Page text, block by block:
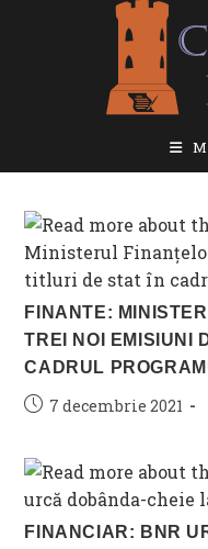
FINANTE:
TREI NOI EMISIUNI
CADRUL
Post7 decembrie 2021
FINANCIAR: BNR